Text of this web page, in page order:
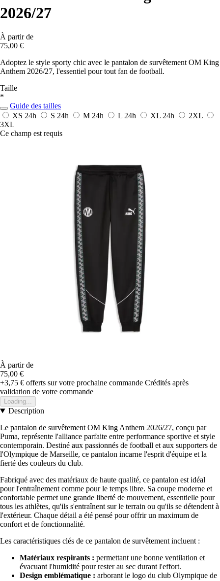
2026/27
À partir de
75,00 €
Adoptez le style sporty chic avec le pantalon de survêtement OM King
Anthem 2026/27, l'essentiel pour tout fan de football.
Taille
*
Guide des tailles
XS 24h S 24h M 24h L 24h XL 24h
2XL
3XL
Ce champ est requis
À partir de
75,00 €
+3,75 € offerts sur votre prochaine commande Crédités après
validation de votre commande
Loading...
Description
Le pantalon de survêtement OM King Anthem 2026/27, conçu par
Puma, représente l'alliance parfaite entre performance sportive et style
contemporain. Destiné aux passionnés de football et aux supporters de
l'Olympique de Marseille, ce pantalon incarne l'esprit d'équipe et la
fierté des couleurs du club.
Fabriqué avec des matériaux de haute qualité, ce pantalon est idéal
pour l'entraînement comme pour le temps libre. Sa coupe moderne et
confortable permet une grande liberté de mouvement, essentielle pour
tous les athlètes, qu'ils s'entraînent sur le terrain ou qu'ils se détendent à
l'extérieur. Chaque détail a été pensé pour offrir un maximum de
confort et de fonctionnalité.
Les caractéristiques clés de ce pantalon de survêtement incluent :
Matériaux respirants : permettant une bonne ventilation et
évacuant l'humidité pour rester au sec durant l'effort.
Design emblématique : arborant le logo du club Olympique de